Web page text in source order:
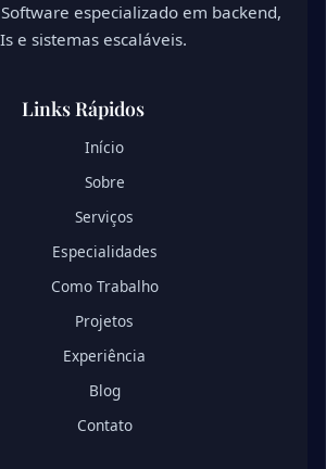
especializado em backend,
e sistemas escaláveis.
Links Rápidos
Início
Sobre
Serviços
Especialidades
Como Trabalho
Projetos
Experiência
Blog
Contato